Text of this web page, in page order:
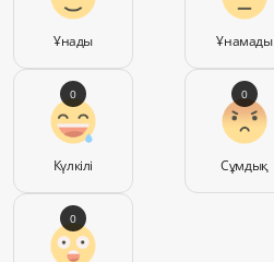
Ұнады Ұнамады
Күлкілі
0
Сұмдық
0
0